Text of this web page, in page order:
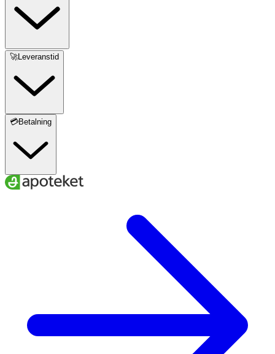
🚀Leveranstid
💳Betalning